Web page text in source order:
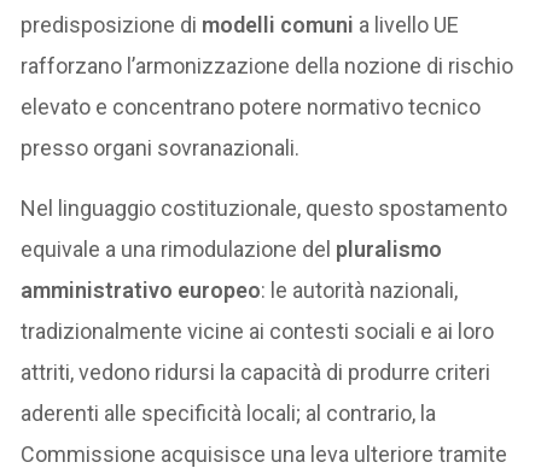
predisposizione di modelli comuni a livello UE
rafforzano l’armonizzazione della nozione di rischio
elevato e concentrano potere normativo tecnico
presso organi sovranazionali.
Nel linguaggio costituzionale, questo spostamento
equivale a una rimodulazione del pluralismo
amministrativo europeo: le autorità nazionali,
tradizionalmente vicine ai contesti sociali e ai loro
attriti, vedono ridursi la capacità di produrre criteri
aderenti alle specificità locali; al contrario, la
Commissione acquisisce una leva ulteriore tramite